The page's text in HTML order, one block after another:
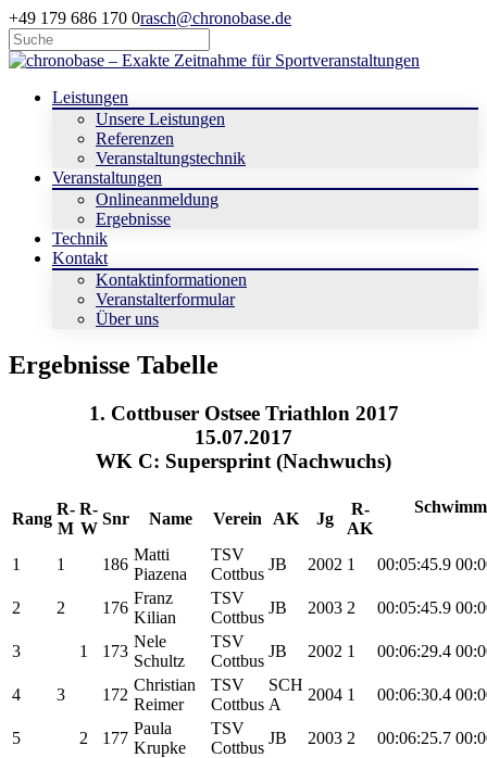
+49 179 686 170 0rasch@chronobase.de
Leistungen
Unsere Leistungen
Referenzen
Veranstaltungstechnik
Veranstaltungen
Onlineanmeldung
Ergebnisse
Technik
Kontakt
Kontaktinformationen
Veranstalterformular
Über uns
Ergebnisse Tabelle
1. Cottbuser Ostsee Triathlon 2017
15.07.2017
WK C: Supersprint (Nachwuchs)
Rang
R-
M
R-
W
Snr Name Verein AK Jg
R-
AK
1 1 186
Matti
Piazena
TSV
Cottbus
JB 2002 1 00:05:45.9
2 2 176
Franz
Kilian
TSV
Cottbus
JB 2003 2 00:05:45.9
3 1 173
Nele
Schultz
TSV
Cottbus
JB 2002 1 00:06:29.4
4 3 172
Christian
Reimer
TSV
Cottbus
SCH
A
2004 1 00:06:30.4
5 2 177
Paula
Krupke
TSV
Cottbus
JB 2003 2 00:06:25.7